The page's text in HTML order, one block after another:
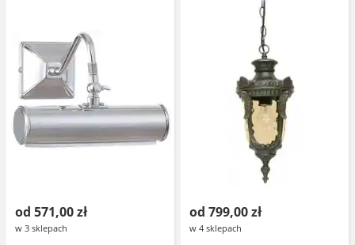
od 571,00 zł
w 3 sklepach
od 799,00 zł
w 4 sklepach